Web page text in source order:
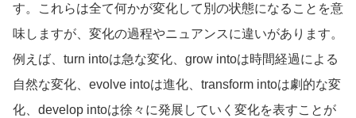
す。これらは全て何かが変化して別の状態になることを意
味しますが、変化の過程やニュアンスに違いがあります。
例えば、turn intoは急な変化、grow intoは時間経過による
自然な変化、evolve intoは進化、transform intoは劇的な変
化、develop intoは徐々に発展していく変化を表すことが